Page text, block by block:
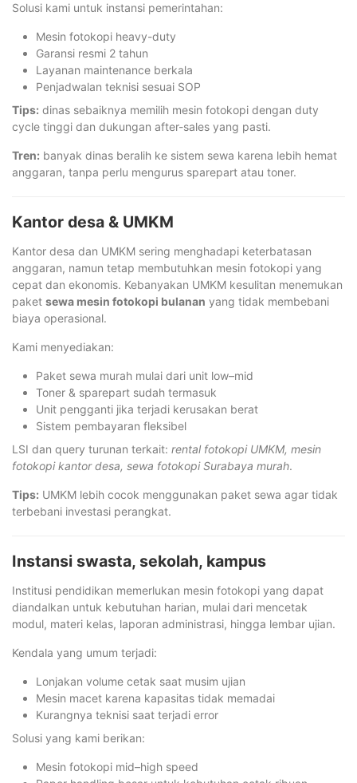
Solusi kami untuk instansi pemerintahan:
Mesin fotokopi heavy-duty
Garansi resmi 2 tahun
Layanan maintenance berkala
Penjadwalan teknisi sesuai SOP
Tips: dinas sebaiknya memilih mesin fotokopi dengan duty
cycle tinggi dan dukungan after-sales yang pasti.
Tren: banyak dinas beralih ke sistem sewa karena lebih hemat
anggaran, tanpa perlu mengurus sparepart atau toner.
Kantor desa & UMKM
Kantor desa dan UMKM sering menghadapi keterbatasan
anggaran, namun tetap membutuhkan mesin fotokopi yang
cepat dan ekonomis. Kebanyakan UMKM kesulitan menemukan
paket sewa mesin fotokopi bulanan yang tidak membebani
biaya operasional.
Kami menyediakan:
Paket sewa murah mulai dari unit low–mid
Toner & sparepart sudah termasuk
Unit pengganti jika terjadi kerusakan berat
Sistem pembayaran fleksibel
LSI dan query turunan terkait: rental fotokopi UMKM, mesin
fotokopi kantor desa, sewa fotokopi Surabaya murah.
Tips: UMKM lebih cocok menggunakan paket sewa agar tidak
terbebani investasi perangkat.
Instansi swasta, sekolah, kampus
Institusi pendidikan memerlukan mesin fotokopi yang dapat
diandalkan untuk kebutuhan harian, mulai dari mencetak
modul, materi kelas, laporan administrasi, hingga lembar ujian.
Kendala yang umum terjadi:
Lonjakan volume cetak saat musim ujian
Mesin macet karena kapasitas tidak memadai
Kurangnya teknisi saat terjadi error
Solusi yang kami berikan:
Mesin fotokopi mid–high speed